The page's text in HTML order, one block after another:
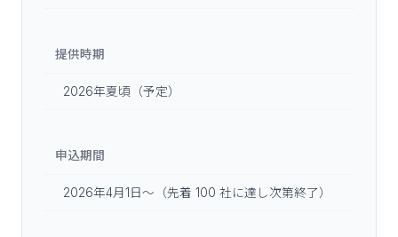
提供時期
2026年夏頃（予定）
申込期間
2026年4月1日〜（先着 100 社に達し次第終了）